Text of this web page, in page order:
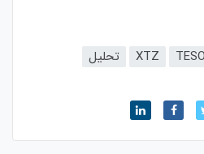
XTZ
تحلیل